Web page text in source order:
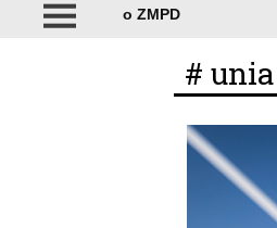
o ZMPD
#